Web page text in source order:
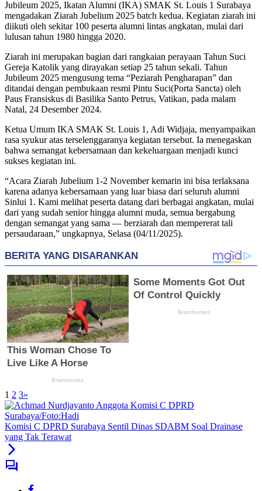
Jubileum 2025, Ikatan Alumni (IKA) SMAK St. Louis 1 Surabaya
mengadakan Ziarah Jubelium 2025 batch kedua. Kegiatan ziarah ini
diikuti oleh sekitar 100 peserta alumni lintas angkatan, mulai dari
lulusan tahun 1980 hingga 2020.
Ziarah ini merupakan bagian dari rangkaian perayaan Tahun Suci
Gereja Katolik yang dirayakan setiap 25 tahun sekali. Tahun
Jubileum 2025 mengusung tema “Peziarah Pengharapan” dan
ditandai dengan pembukaan resmi Pintu Suci(Porta Sancta) oleh
Paus Fransiskus di Basilika Santo Petrus, Vatikan, pada malam
Natal, 24 Desember 2024.
Ketua Umum IKA SMAK St. Louis 1, Adi Widjaja, menyampaikan
rasa syukur atas terselenggaranya kegiatan tersebut. Ia menegaskan
bahwa semangat kebersamaan dan kekeluargaan menjadi kunci
sukses kegiatan ini.
“Acara Ziarah Jubelium 1-2 November kemarin ini bisa terlaksana
karena adanya kebersamaan yang luar biasa dari seluruh alumni
Sinlui 1. Kami melihat peserta datang dari berbagai angkatan, mulai
dari yang sudah senior hingga alumni muda, semua bergabung
dengan semangat yang sama — berziarah dan mempererat tali
persaudaraan,” ungkapnya, Selasa (04/11/2025).
1 2 3»
Komisi C DPRD Surabaya Sentil Dinas SDABM Soal Drainase
yang Tak Terawat